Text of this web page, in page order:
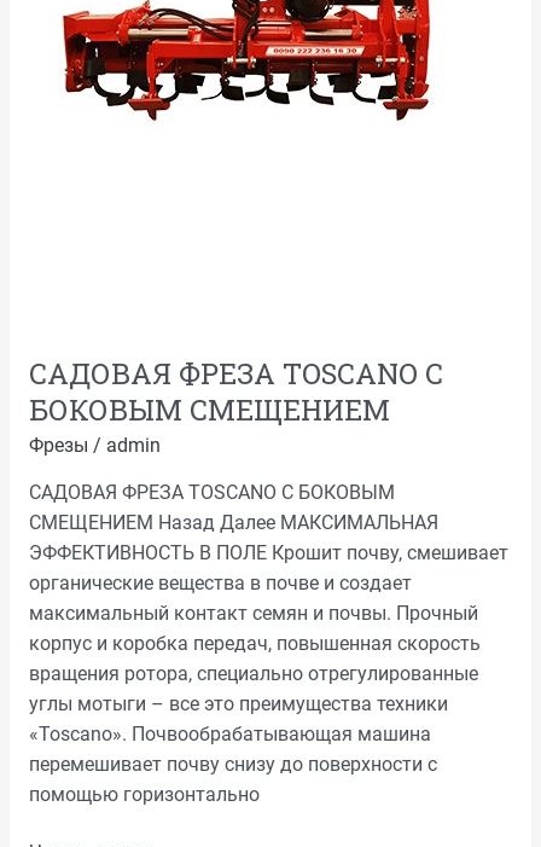
САДОВАЯ ФРЕЗА TOSCANO С
БОКОВЫМ СМЕЩЕНИЕМ
Фрезы / admin
САДОВАЯ ФРЕЗА TOSCANO С БОКОВЫМ
СМЕЩЕНИЕМ Назад Далее МАКСИМАЛЬНАЯ
ЭФФЕКТИВНОСТЬ В ПОЛЕ Крошит почву, смешивает
органические вещества в почве и создает
максимальный контакт семян и почвы. Прочный
корпус и коробка передач, повышенная скорость
вращения ротора, специально отрегулированные
углы мотыги – все это преимущества техники
«Toscano». Почвообрабатывающая машина
перемешивает почву снизу до поверхности с
помощью горизонтально